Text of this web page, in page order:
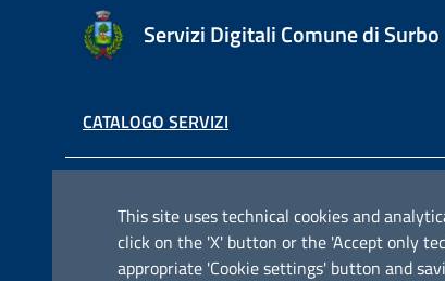
This site uses technical cookies and
click on the 'X' button or the 'Accept only
appropriate 'Cookie settings' button and
Servizi Digitali Comune di Surbo
CATALOGO SERVIZI
Contatti e indirizzi
Via Pisanelli, 23, 73010 Surbo ( Le )